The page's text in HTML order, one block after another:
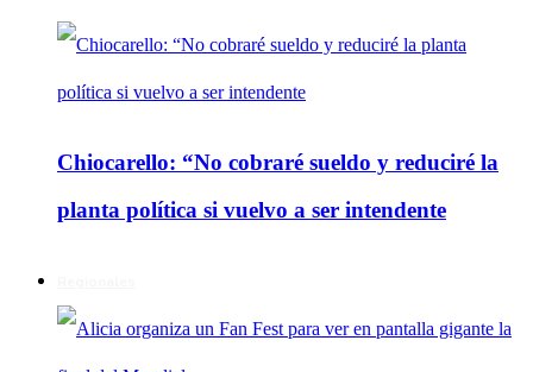
Chiocarello: “No cobraré sueldo y reduciré la
planta política si vuelvo a ser intendente